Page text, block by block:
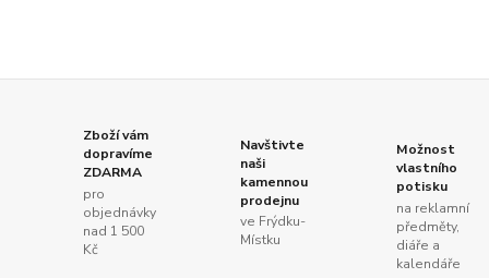
Zboží vám
dopravíme
ZDARMA
pro
objednávky
nad 1 500
Kč
Navštivte
naši
kamennou
prodejnu
ve Frýdku-
Místku
Možnost
vlastního
potisku
na reklamní
předměty,
diáře a
kalendáře